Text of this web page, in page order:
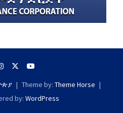
Theme by: Theme Horse
by: WordPress